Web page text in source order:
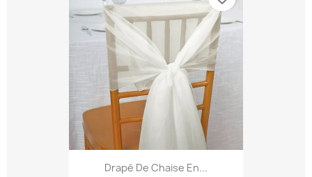
Drapé De Chaise En...